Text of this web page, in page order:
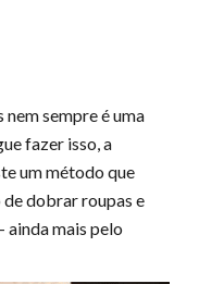
sempre é uma
fazer isso, a
um método que
dobrar roupas e
ainda mais pelo